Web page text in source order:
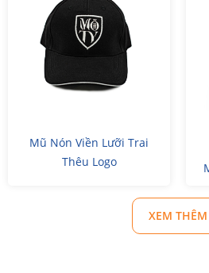
Mũ Nón Viền Lưỡi Trai
Thêu Logo
XEM THÊM